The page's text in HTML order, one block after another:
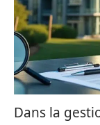
Dans la